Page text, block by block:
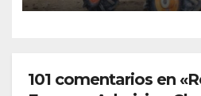
101 comentarios en